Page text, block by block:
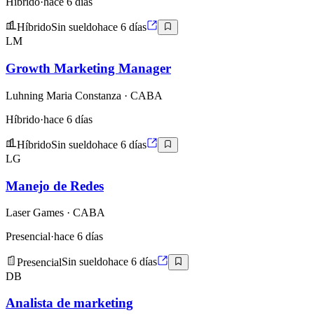
HíbridoSin sueldohace 6 días
LM
Growth Marketing Manager
Luhning Maria Constanza · CABA
Híbrido·hace 6 días
HíbridoSin sueldohace 6 días
LG
Manejo de Redes
Laser Games · CABA
Presencial·hace 6 días
PresencialSin sueldohace 6 días
DB
Analista de marketing